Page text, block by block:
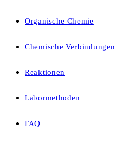
Organische Chemie
Chemische Verbindungen
Reaktionen
Labormethoden
FAQ